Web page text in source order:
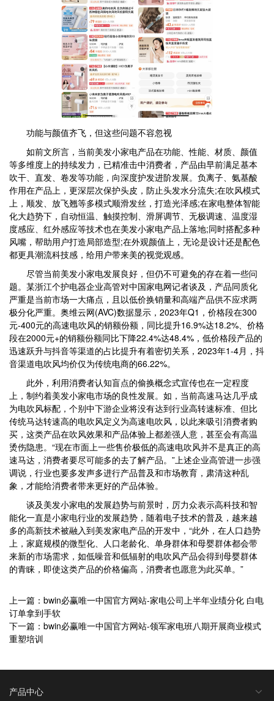
功能与颜值齐飞，但这些问题不容忽视
如前文所言，当前美发小家电产品在功能、性能、材质、颜值
等多维度上的持续发力，已精准击中消费者，产品由早前满足基本
吹干、直发、卷发等功能，向深度护发进阶发展。负离子、氨基酸
作用在产品上，更深层次保护头皮，防止头发水分流失;在吹风模式
上，顺发、放飞翘等多模式顺滑发丝，打造光泽感;在家电整体智能
化大趋势下，自动恒温、触摸控制、滑屏调节、无极调速、温度湿
度感应、红外感应等技术也在美发小家电产品上落地;同时搭配多种
风嘴，帮助用户打造局部造型;在外观颜值上，无论是设计还是配色
都更具潮流科技感，给用户带来美的视觉观感。
尽管当前美发小家电发展良好，但仍不可避免的存在着一些问
题。某浙江个护电器企业高管对中国家电网记者谈及，产品同质化
严重是当前市场一大痛点，且以低价换销量和高端产品供不应求两
极分化严重。奥维云网(AVC)数据显示，2023年Q1，价格段在300
元-400元的高速电吹风的销额份额，同比提升16.9%达18.2%、价格
段在2000元+的销额份额同比下降22.4%达48.4%，低价格段产品的
迅速跃升与抖音等渠道的占比提升有着密切关系，2023年1-4月，抖
音渠道电吹风均价仅为传统电商的66.22%。
此外，利用消费者认知盲点的偷换概念式宣传也在一定程度
上，制约着美发小家电市场的良性发展。如，当前高速马达几乎成
为电吹风标配，个别中下游企业将没有达到行业高转速标准、但比
传统马达转速高的电吹风定义为高速电吹风，以此来吸引消费者购
买，这类产品在吹风效果和产品体验上都差强人意，甚至会有高温
烫伤隐患。“现在市面上一些售价极低的高速电吹风并不是真正的高
速马达，消费者要尽可能多的去了解产品。”上述企业高管进一步强
调说，行业也要多发声多进行产品普及和市场教育，肃清这种乱
象，才能给消费者带来更好的产品体验。
谈及美发小家电的发展趋势与前景时，厉力众表示高科技和智
能化一直是小家电行业的发展趋势，随着电子技术的普及，越来越
多的高新技术被融入到美发家电产品的开发中，“此外，在人口趋势
上，家庭规模的微型化、人口老龄化、单身群体和母婴群体都会带
来新的市场需求，如低噪音和低辐射的电吹风产品会得到母婴群体
的青睐，即使这类产品的价格偏高，消费者也愿意为此买单。”
上一篇：bwin必赢唯一中国官方网站-家电公司上半年业绩分化 白电
订单拿到手软
下一篇：bwin必赢唯一中国官方网站-领军家电班八期开展商业模式
重塑培训
产品中心